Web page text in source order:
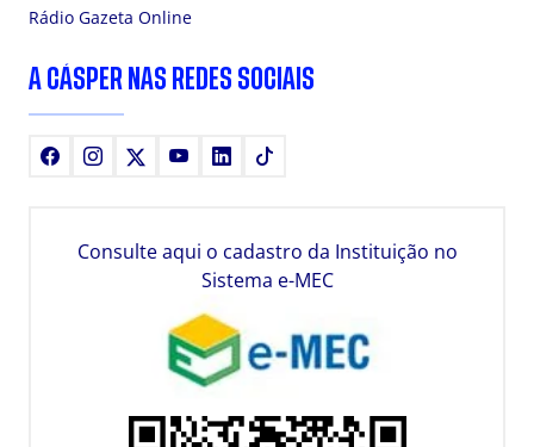
Rádio Gazeta Online
A CÁSPER NAS REDES SOCIAIS
FacebookInstagram YoutubeLinkedIn
Consulte aqui o cadastro da Instituição no
Sistema e-MEC